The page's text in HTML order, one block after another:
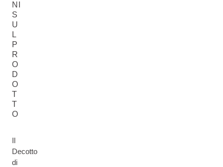
NI
S
U
L
P
R
O
D
O
T
T
O
Il
Decotto
di